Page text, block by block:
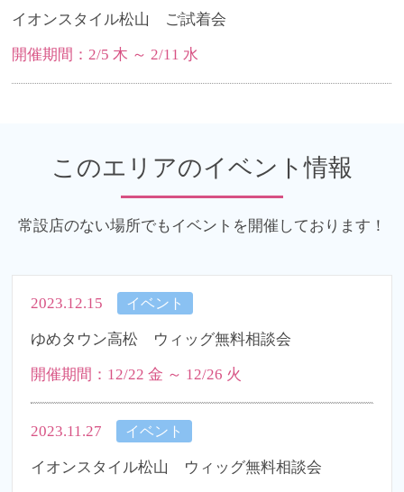
イオンスタイル松山 ご試着会
開催期間：2/5 木 ～ 2/11 水
このエリアのイベント情報
常設店のない場所でもイベントを開催しております！
2023.12.15 イベント
ゆめタウン高松 ウィッグ無料相談会
開催期間：12/22 金 ～ 12/26 火
2023.11.27 イベント
イオンスタイル松山 ウィッグ無料相談会